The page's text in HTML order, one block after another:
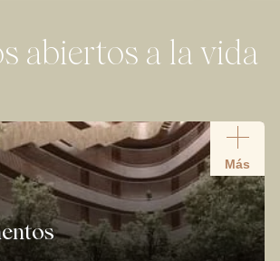
abiertos a la vida
Más